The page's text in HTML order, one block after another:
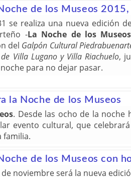
de los Museos
se realiza una nueva edición
-La Noche de los Museos
del Galpón Cultural
Villa Lugano y Villa Riachuelo,
para no dejar pasar.
la Noche de los Museos
. Desde las ocho de la noche
evento cultural, que
familia.
de los Museos con
de noviembre será la nueva